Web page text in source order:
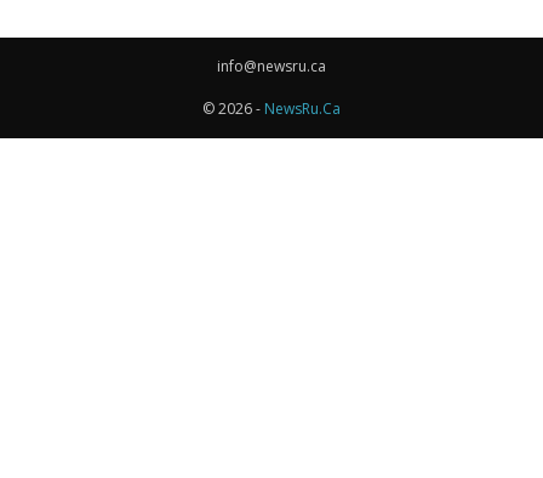
info@newsru.ca
© 2026 - NewsRu.Ca